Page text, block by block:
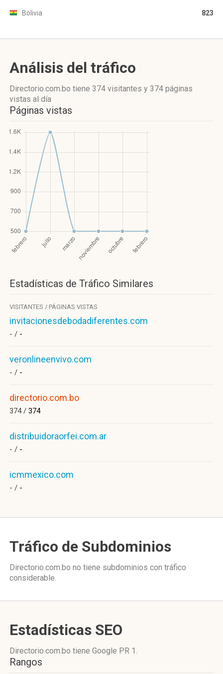
Bolivia 823
Análisis del tráfico
Directorio.com.bo tiene 374 visitantes y 374 páginas
vistas al día
Páginas vistas
Estadísticas de Tráfico Similares
VISITANTES / PÁGINAS VISTAS
invitacionesdebodadiferentes.com
- / -
veronlineenvivo.com
- / -
directorio.com.bo
374 / 374
distribuidoraorfei.com.ar
- / -
icmmexico.com
- / -
Tráfico de Subdominios
Directorio.com.bo no tiene subdominios con tráfico
considerable.
Estadísticas SEO
Directorio.com.bo tiene Google PR 1.
Rangos